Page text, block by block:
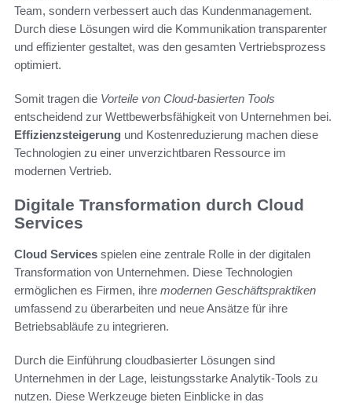
Team, sondern verbessert auch das Kundenmanagement.
Durch diese Lösungen wird die Kommunikation transparenter
und effizienter gestaltet, was den gesamten Vertriebsprozess
optimiert.
Somit tragen die Vorteile von Cloud-basierten Tools
entscheidend zur Wettbewerbsfähigkeit von Unternehmen bei.
Effizienzsteigerung und Kostenreduzierung machen diese
Technologien zu einer unverzichtbaren Ressource im
modernen Vertrieb.
Digitale Transformation durch Cloud
Services
Cloud Services spielen eine zentrale Rolle in der digitalen
Transformation von Unternehmen. Diese Technologien
ermöglichen es Firmen, ihre modernen Geschäftspraktiken
umfassend zu überarbeiten und neue Ansätze für ihre
Betriebsabläufe zu integrieren.
Durch die Einführung cloudbasierter Lösungen sind
Unternehmen in der Lage, leistungsstarke Analytik-Tools zu
nutzen. Diese Werkzeuge bieten Einblicke in das